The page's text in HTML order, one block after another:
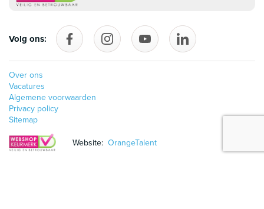
Volg ons: Volg ons op Facebook
follow_us_on_instagram
Volg ons op YouTube
Over ons
Vacatures
Algemene voorwaarden
Privacy policy
Sitemap
Website: OrangeTalent